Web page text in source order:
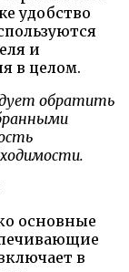
удобство
и
в целом.
обратить
основные
в